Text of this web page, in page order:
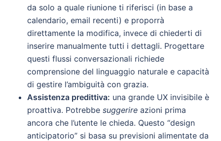
da solo a quale riunione ti riferisci (in base a
calendario, email recenti) e proporrà
direttamente la modifica, invece di chiederti di
inserire manualmente tutti i dettagli. Progettare
questi flussi conversazionali richiede
comprensione del linguaggio naturale e capacità
di gestire l’ambiguità con grazia.
Assistenza predittiva: una grande UX invisibile è
proattiva. Potrebbe suggerire azioni prima
ancora che l’utente le chieda. Questo “design
anticipatorio” si basa su previsioni alimentate da